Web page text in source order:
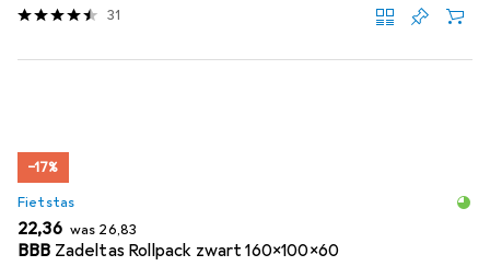
31
−17%
Fietstas
EUR
22,36 was EUR
26,83
BBB Zadeltas Rollpack zwart 160x100x60